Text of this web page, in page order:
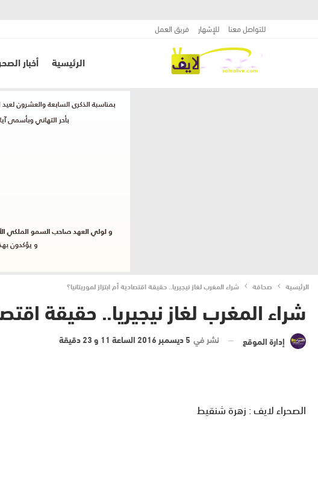
للتواصل معنا للإشهار فريق العمل
الرئيسية أخبار
الرئيسية صحافة شراء المغرب لغاز نيجيريا.. حقيقة اقتصادية أم ابتزاز لموريتانيا؟
شراء المغرب لغاز نيجيريا.. حقيقة
إدارة الموقع نشر في 5 ديسمبر 2016 الساعة 11 و 23 دقيقة
الصحراء لايف : زهرة شنقيط